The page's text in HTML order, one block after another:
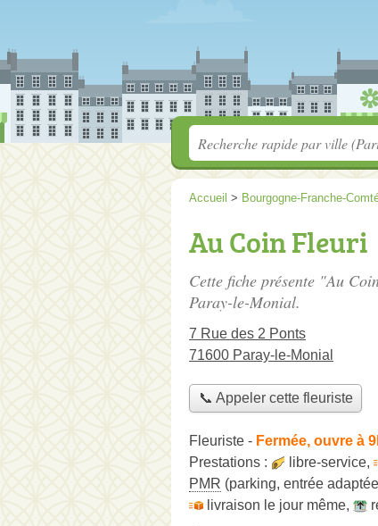
Accueil > Bourgogne-Franche-
Au Coin Fleuri
Cette fiche présente "Au
Paray-le-Monial.
7 Rue des 2 Ponts
71600 Paray-le-Monial
📞 Appeler cette fleuriste
Fleuriste - Fermée, ouvre à
Prestations :
libre-service,
PMR (parking, entrée
livraison le jour même,